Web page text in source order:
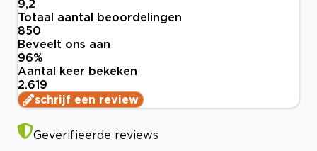
9,2
Totaal aantal beoordelingen
850
Beveelt ons aan
96%
Aantal keer bekeken
2.619
schrijf een review
Geverifieerde reviews